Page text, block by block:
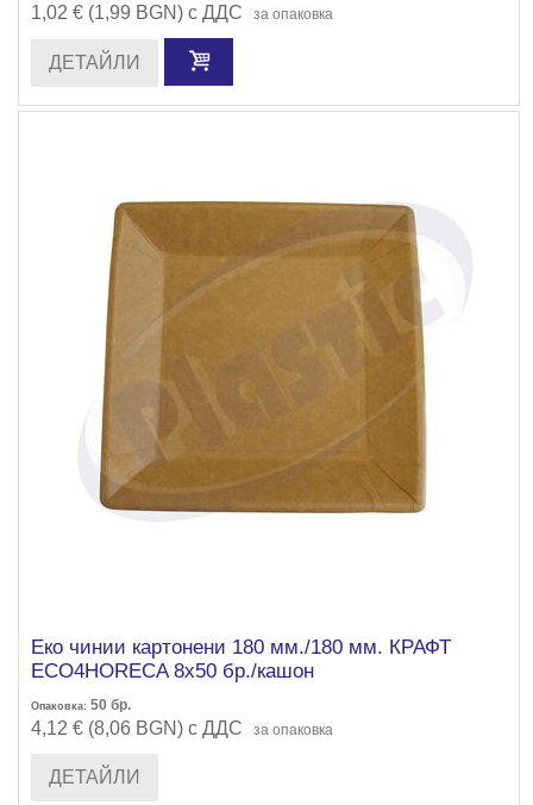
1,02 € (1,99 BGN) с ДДС за опаковка
ДЕТАЙЛИ
Еко чинии картонени 180 мм./180 мм. КРАФТ
ECO4HORECA 8х50 бр./кашон
Опаковка: 50 бр.
4,12 € (8,06 BGN) с ДДС за опаковка
ДЕТАЙЛИ